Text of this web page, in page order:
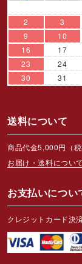
2
3
9
10
16
17
23
24
30
31
送料について
商品代金5,000円（
お届け・送料につい
お支払いについ
クレジットカード決